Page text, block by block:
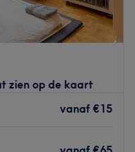
zien op de kaart
vanaf €15